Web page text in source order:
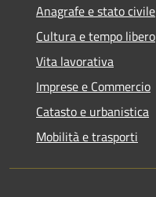
Anagrafe e stato civile
Cultura e tempo libero
Vita lavorativa
Imprese e Commercio
Catasto e urbanistica
Mobilità e trasporti